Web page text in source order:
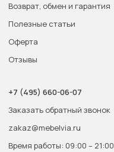
Возврат, обмен и гарантия
Полезные статьи
Оферта
Отзывы
+7 (495) 660-06-07
Заказать обратный звонок
zakaz@mebelvia.ru
Время работы: 09:00 – 21:00